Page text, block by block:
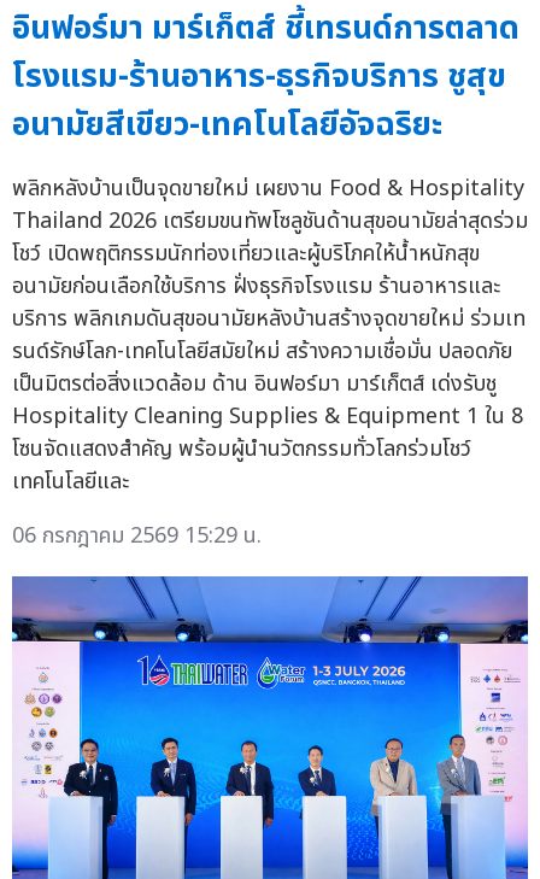
อินฟอร์มา มาร์เก็ตส์ ชี้เทรนด์การตลาด
โรงแรม-ร้านอาหาร-ธุรกิจบริการ ชูสุข
อนามัยสีเขียว-เทคโนโลยีอัจฉริยะ
พลิกหลังบ้านเป็นจุดขายใหม่ เผยงาน Food & Hospitality
Thailand 2026 เตรียมขนทัพโซลูชันด้านสุขอนามัยล่าสุดร่วม
โชว์ เปิดพฤติกรรมนักท่องเที่ยวและผู้บริโภคให้น้ำหนักสุข
อนามัยก่อนเลือกใช้บริการ ฝั่งธุรกิจโรงแรม ร้านอาหารและ
บริการ พลิกเกมดันสุขอนามัยหลังบ้านสร้างจุดขายใหม่ ร่วมเท
รนด์รักษ์โลก-เทคโนโลยีสมัยใหม่ สร้างความเชื่อมั่น ปลอดภัย
เป็นมิตรต่อสิ่งแวดล้อม ด้าน อินฟอร์มา มาร์เก็ตส์ เด่งรับชู
Hospitality Cleaning Supplies & Equipment 1 ใน 8
โซนจัดแสดงสำคัญ พร้อมผู้นำนวัตกรรมทั่วโลกร่วมโชว์
เทคโนโลยีและ
06 กรกฎาคม 2569 15:29 น.